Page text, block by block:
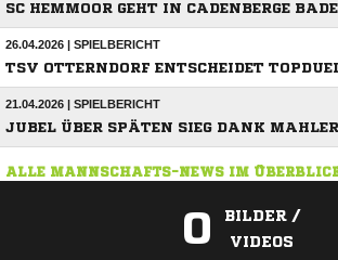
SC HEMMOOR GEHT IN CADENBERGE
26.04.2026 | SPIELBERICHT
TSV OTTERNDORF ENTSCHEIDET
21.04.2026 | SPIELBERICHT
JUBEL ÜBER SPÄTEN SIEG DANK MAHLER
ALLE MANNSCHAFTS-NEWS IM
0
BILDER /
VIDEOS